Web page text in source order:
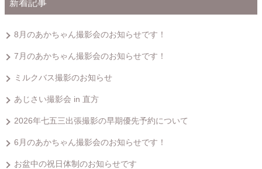
新着記事
8月のあかちゃん撮影会のお知らせです！
7月のあかちゃん撮影会のお知らせです！
ミルクバス撮影のお知らせ
あじさい撮影会 in 直方
2026年七五三出張撮影の早期優先予約について
6月のあかちゃん撮影会のお知らせです！
お盆中の祝日体制のお知らせです